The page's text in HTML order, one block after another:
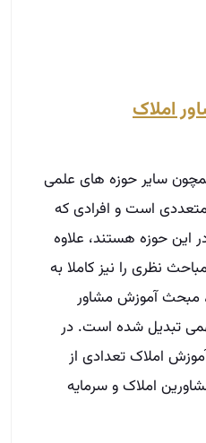
املاک
سایر حوزه های علمی
متعددی است و افرادی که
این حوزه هستند، علاوه
نظری را نیز کاملا به
مبحث آموزش مشاور
تبدیل شده است. در
املاک تعدادی از
املاک و سرمایه